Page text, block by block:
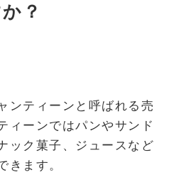
？
ンティーンと呼ばれる売
ィーンではパンやサンド
ック菓子、ジュースなど
きます。